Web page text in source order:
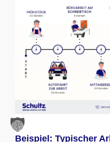
Beispiel: Typischer